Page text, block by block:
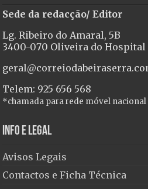
Sede da redacção/ Editor
Lg. Ribeiro do Amaral, 5B
3400-070 Oliveira do Hospital
Telem: 925 656 568
*chamada para rede móvel nacional
Info e Legal
Avisos Legais
Contactos e Ficha Técnica